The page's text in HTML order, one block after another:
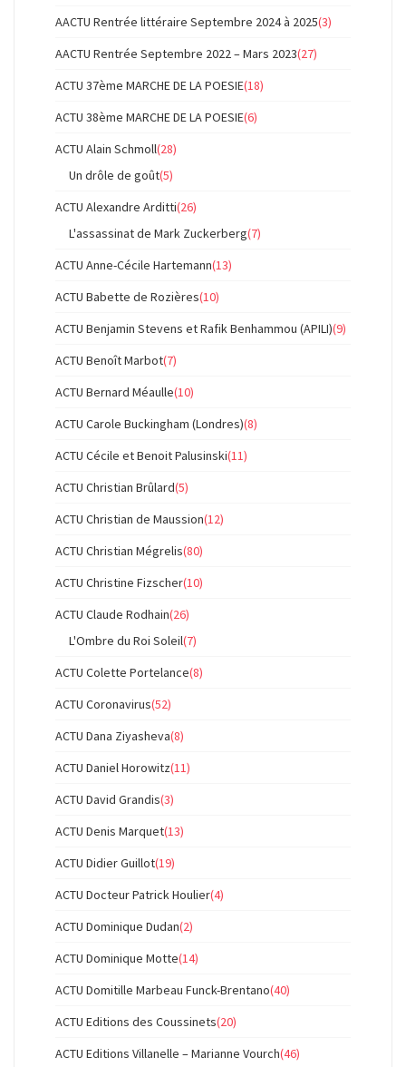
AACTU Rentrée littéraire Septembre 2024 à 2025(3)
AACTU Rentrée Septembre 2022 – Mars 2023(27)
ACTU 37ème MARCHE DE LA POESIE(18)
ACTU 38ème MARCHE DE LA POESIE(6)
ACTU Alain Schmoll(28)
Un drôle de goût(5)
ACTU Alexandre Arditti(26)
L'assassinat de Mark Zuckerberg(7)
ACTU Anne-Cécile Hartemann(13)
ACTU Babette de Rozières(10)
ACTU Benjamin Stevens et Rafik Benhammou (APILI)(9)
ACTU Benoît Marbot(7)
ACTU Bernard Méaulle(10)
ACTU Carole Buckingham (Londres)(8)
ACTU Cécile et Benoit Palusinski(11)
ACTU Christian Brûlard(5)
ACTU Christian de Maussion(12)
ACTU Christian Mégrelis(80)
ACTU Christine Fizscher(10)
ACTU Claude Rodhain(26)
L'Ombre du Roi Soleil(7)
ACTU Colette Portelance(8)
ACTU Coronavirus(52)
ACTU Dana Ziyasheva(8)
ACTU Daniel Horowitz(11)
ACTU David Grandis(3)
ACTU Denis Marquet(13)
ACTU Didier Guillot(19)
ACTU Docteur Patrick Houlier(4)
ACTU Dominique Dudan(2)
ACTU Dominique Motte(14)
ACTU Domitille Marbeau Funck-Brentano(40)
ACTU Editions des Coussinets(20)
ACTU Editions Villanelle – Marianne Vourch(46)